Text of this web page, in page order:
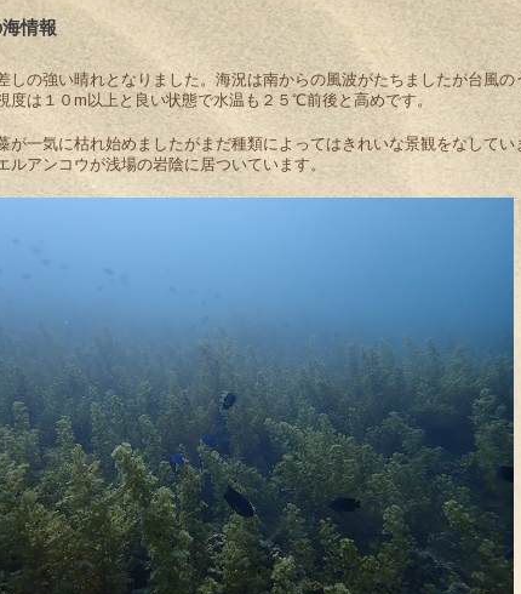
情報
しの強い晴れとなりました。海況は南からの風波がたちましたが台風の
度は１０m以上と良い状態で水温も２５℃前後と高めです。
が一気に枯れ始めましたがまだ種類によってはきれいな景観をなしてい
ルアンコウが浅場の岩陰に居ついています。